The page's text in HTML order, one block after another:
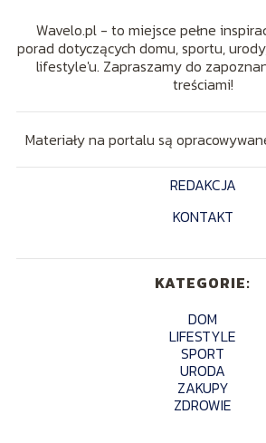
Wavelo.pl - to miejsce pełne
porad dotyczących domu, sportu,
lifestyle'u. Zapraszamy do
treściami!
Materiały na portalu są
REDAKCJA
KONTAKT
KATEGORIE:
DOM
LIFESTYLE
SPORT
URODA
ZAKUPY
ZDROWIE